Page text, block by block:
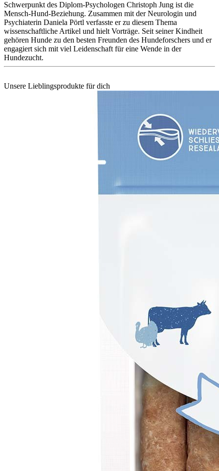
Schwerpunkt des Diplom-Psychologen Christoph Jung ist die
Mensch-Hund-Beziehung. Zusammen mit der Neurologin und
Psychiaterin Daniela Pörtl verfasste er zu diesem Thema
wissenschaftliche Artikel und hielt Vorträge. Seit seiner Kindheit
gehören Hunde zu den besten Freunden des Hundeforschers und er
engagiert sich mit viel Leidenschaft für eine Wende in der
Hundezucht.
Unsere Lieblingsprodukte für dich